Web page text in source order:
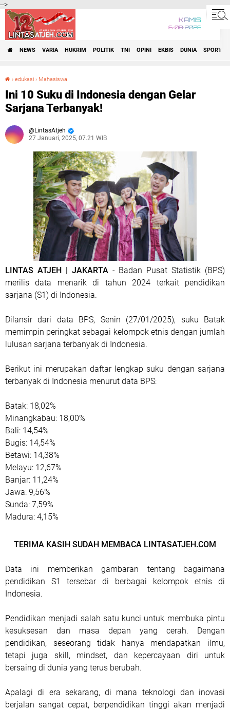
-->
KAMIS
6•08•2026
NEWS VARIA HUKRIM POLITIK TNI OPINI EKBIS DUNIA SPORT
› edukasi › Mahasiswa
Ini 10 Suku di Indonesia dengan Gelar
Sarjana Terbanyak!
LintasAtjeh
27 Januari, 2025, 07.21 WIB
LINTAS ATJEH | JAKARTA- Badan Pusat Statistik (BPS)
merilis data menarik di tahun 2024 terkait pendidikan
sarjana (S1) di Indonesia.
Dilansir dari data BPS, Senin (27/01/2025), suku Batak
memimpin peringkat sebagai kelompok etnis dengan jumlah
lulusan sarjana terbanyak di Indonesia.
Berikut ini merupakan daftar lengkap suku dengan sarjana
terbanyak di Indonesia menurut data BPS:
Batak: 18,02%
Minangkabau: 18,00%
Bali: 14,54%
Bugis: 14,54%
Betawi: 14,38%
Melayu: 12,67%
Banjar: 11,24%
Jawa: 9,56%
Sunda: 7,59%
Madura: 4,15%
TERIMA KASIH SUDAH MEMBACA LINTASATJEH.COM
Data ini memberikan gambaran tentang bagaimana
pendidikan S1 tersebar di berbagai kelompok etnis di
Indonesia.
Pendidikan menjadi salah satu kunci untuk membuka pintu
kesuksesan dan masa depan yang cerah. Dengan
pendidikan, seseorang tidak hanya mendapatkan ilmu,
tetapi juga skill, mindset, dan kepercayaan diri untuk
bersaing di dunia yang terus berubah.
Apalagi di era sekarang, di mana teknologi dan inovasi
berjalan sangat cepat, berpendidikan tinggi akan menjadi